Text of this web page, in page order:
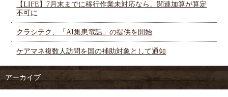
【LIFE】7月末までに移行作業未対応なら、関連加算が算定
不可に
クラシテク、「AI集患電話」の提供を開始
ケアマネ複数人訪問を国の補助対象として通知
アーカイブ